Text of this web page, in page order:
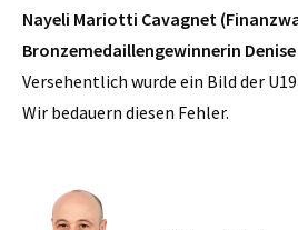
Nayeli Mariotti Cavagnet
Bronzemedaillengewinnerin
Versehentlich wurde ein Bild der
Wir bedauern diesen Fehler.